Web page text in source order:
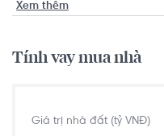
Xem thêm
Tính vay mua nhà
Giá trị nhà đất (tỷ VNĐ)